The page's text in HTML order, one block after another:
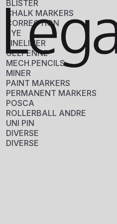
BLISTER
CHALK MARKERS
CORRECTION
EYE
FINELINER
GELPENNE
MECH.PENCILS
MINER
PAINT MARKERS
PERMANENT MARKERS
POSCA
ROLLERBALL ANDRE
UNI PIN
DIVERSE
DIVERSE